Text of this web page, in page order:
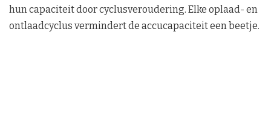
hun capaciteit door cyclusveroudering. Elke oplaad- en
ontlaadcyclus vermindert de accucapaciteit een beetje.